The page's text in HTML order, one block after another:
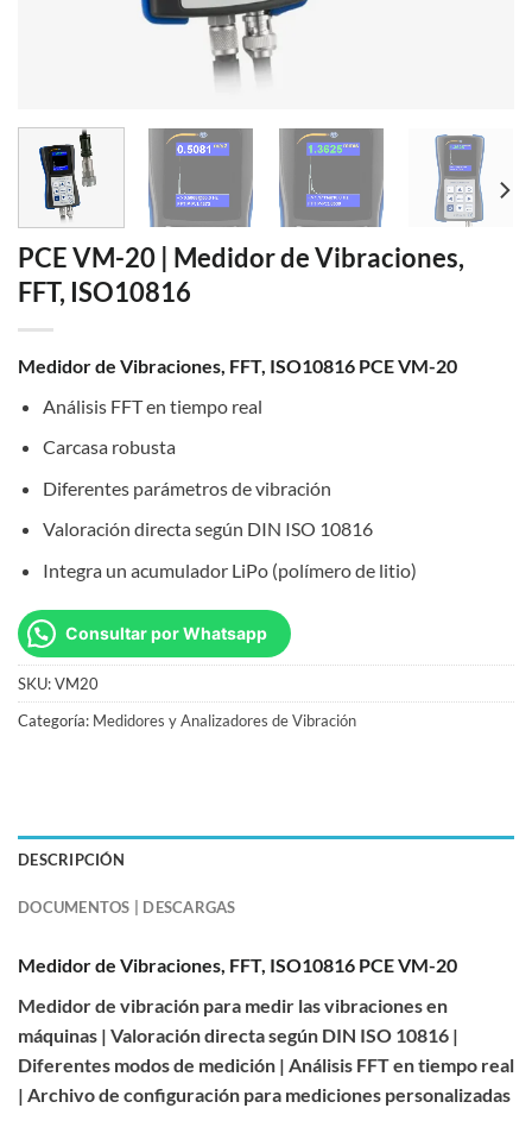
PCE VM-20 | Medidor de Vibraciones,
FFT, ISO10816
Medidor de Vibraciones, FFT, ISO10816 PCE VM-20
Análisis FFT en tiempo real
Carcasa robusta
Diferentes parámetros de vibración
Valoración directa según DIN ISO 10816
Integra un acumulador LiPo (polímero de litio)
Consultar por Whatsapp
SKU:VM20
Categoría: Medidores y Analizadores de Vibración
DESCRIPCIÓN
DOCUMENTOS | DESCARGAS
Medidor de Vibraciones, FFT, ISO10816 PCE VM-20
Medidor de vibración para medir las vibraciones en
máquinas | Valoración directa según DIN ISO 10816 |
Diferentes modos de medición | Análisis FFT en tiempo real
| Archivo de configuración para mediciones personalizadas